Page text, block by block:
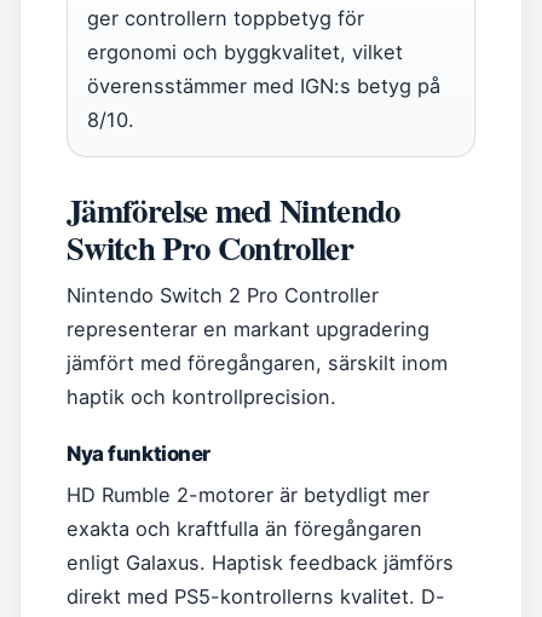
ger controllern toppbetyg för
ergonomi och byggkvalitet, vilket
överensstämmer med IGN:s betyg på
8/10.
Jämförelse med Nintendo
Switch Pro Controller
Nintendo Switch 2 Pro Controller
representerar en markant upgradering
jämfört med föregångaren, särskilt inom
haptik och kontrollprecision.
Nya funktioner
HD Rumble 2-motorer är betydligt mer
exakta och kraftfulla än föregångaren
enligt Galaxus. Haptisk feedback jämförs
direkt med PS5-kontrollerns kvalitet. D-